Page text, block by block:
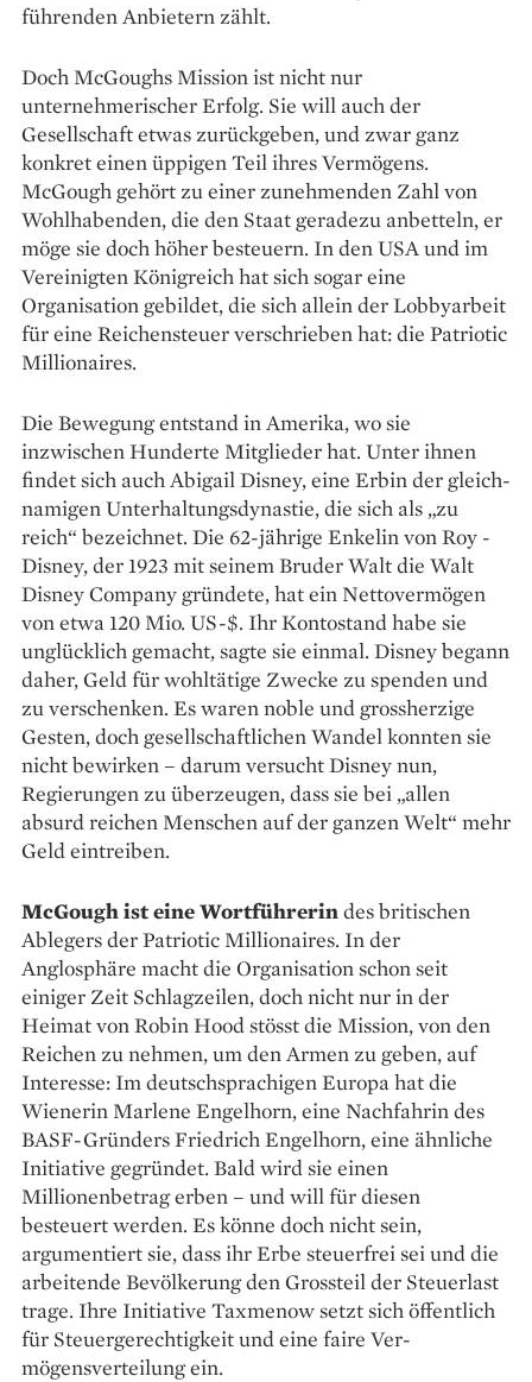
führenden Anbietern zählt.
Doch McGoughs Mission ist nicht nur
unternehmerischer Erfolg. Sie will auch der
Gesellschaft etwas zurückgeben, und zwar ganz
konkret einen üppigen Teil ihres Vermögens.
McGough gehört zu einer zunehmenden Zahl von
Wohlhabenden, die den Staat geradezu anbetteln, er
möge sie doch höher besteuern. In den USA und im
Vereinigten Königreich hat sich sogar eine
Organisation gebildet, die sich allein der Lobbyarbeit
für eine Reichensteuer verschrieben hat: die Patriotic
Millionaires.
Die Bewegung entstand in Amerika, wo sie
inzwischen Hunderte Mitglieder hat. Unter ihnen
findet sich auch Abigail Disney, eine Erbin der gleich­
namigen Unterhaltungsdynastie, die sich als „zu
reich“ bezeichnet. Die 62-jährige Enkelin von Roy ­
Disney, der 1923 mit seinem Bruder Walt die Walt
Disney Company gründete, hat ein Nettovermögen
von etwa 120 Mio. US-$. Ihr Kontostand habe sie
unglücklich gemacht, sagte sie einmal. Disney begann
daher, Geld für wohltätige Zwecke zu spenden und
zu verschenken. Es waren noble und grossherzige
Gesten, doch gesellschaftlichen Wandel konnten sie
nicht be­wirken – darum versucht Disney nun,
Regierungen zu über­­zeugen, dass sie bei „allen
absurd reichen Menschen auf der ganzen Welt“ mehr
Geld ­eintreiben.
McGough ist eine Wortführerindes britischen
Ablegers der Patriotic Millionaires. In der
Anglosphäre macht die Organisation schon seit
einiger Zeit Schlagzeilen, doch nicht nur in der
Heimat von Robin Hood stösst die Mission, von den
Reichen zu nehmen, um den Armen zu geben, auf
Interesse: Im deutschsprachigen Europa hat die
Wienerin Marlene Engelhorn, eine Nachfahrin des
BASF-Gründers Friedrich Engelhorn, eine ähnliche
Initiative gegründet. Bald wird sie einen
Millionenbetrag erben – und will für diesen
besteuert werden. Es könne doch nicht sein,
argumentiert sie, dass ihr Erbe steuerfrei sei und die
arbeitende Bevölkerung den Grossteil der Steuerlast
trage. Ihre Initiative Taxmenow setzt sich öffentlich
für Steuer­gerechtigkeit und eine faire Ver­
mögensverteilung ein.